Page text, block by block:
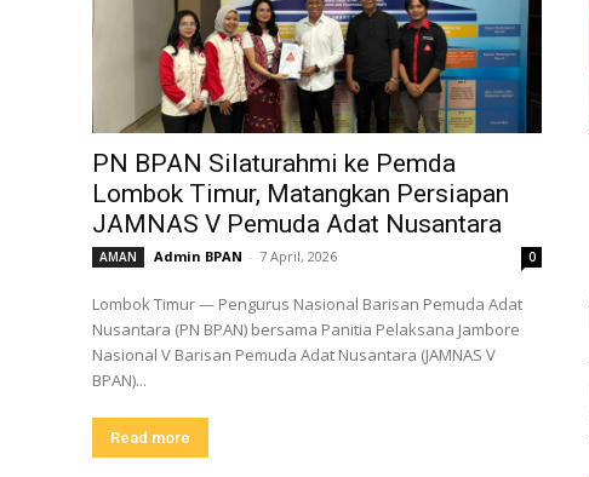
PN BPAN Silaturahmi ke Pemda
Lombok Timur, Matangkan Persiapan
JAMNAS V Pemuda Adat Nusantara
AMAN Admin BPAN - 7 April, 2026 0
Lombok Timur — Pengurus Nasional Barisan Pemuda Adat
Nusantara (PN BPAN) bersama Panitia Pelaksana Jambore
Nasional V Barisan Pemuda Adat Nusantara (JAMNAS V
BPAN)...
Read more